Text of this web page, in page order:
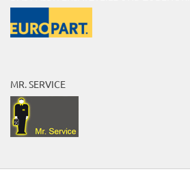
MR. SERVICE